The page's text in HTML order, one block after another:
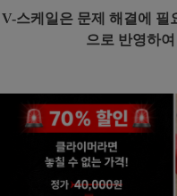
V-스케일은 문제 해결에 필
으로 반영하